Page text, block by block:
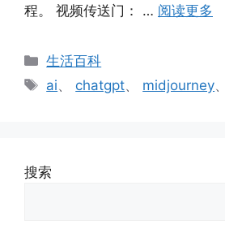
程。 视频传送门： … 阅读更多
分
类
生活百科
标
ai、 chatgpt、 midjourney
搜索